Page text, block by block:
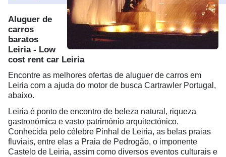
Aluguer de
carros
baratos
Leiria - Low
cost rent car Leiria
Encontre as melhores ofertas de aluguer de carros em
Leiria com a ajuda do motor de busca Cartrawler Portugal,
abaixo.
Leiria é ponto de encontro de beleza natural, riqueza
gastronómica e vasto património arquitectónico.
Conhecida pelo célebre Pinhal de Leiria, as belas praias
fluviais, entre elas a Praia de Pedrogão, o imponente
Castelo de Leiria, assim como diversos eventos culturais e